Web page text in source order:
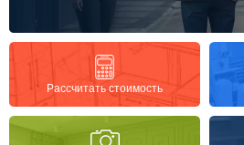
Каталог мебели на заказ
Оплата и доставка
Рассчитать стоимость